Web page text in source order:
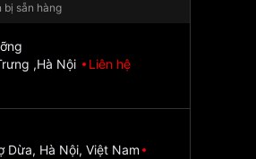
bị sẵn hàng
,Hà Nội
Liên hệ
Dừa, Hà Nội, Việt Nam